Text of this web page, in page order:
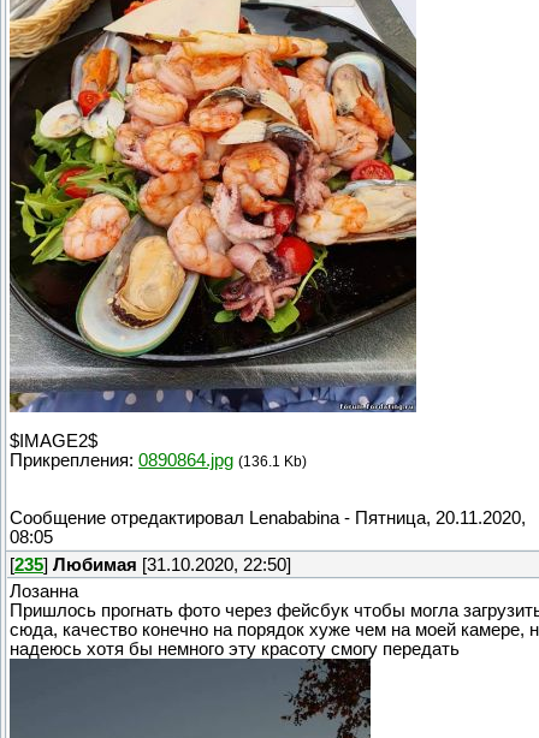
$IMAGE2$
Прикрепления: 0890864.jpg (136.1 Kb)
Сообщение отредактировал Lenababina - Пятница, 20.11.2020,
08:05
[235] Любимая [31.10.2020, 22:50]
Лозанна
Пришлось прогнать фото через фейсбук чтобы могла
сюда, качество конечно на порядок хуже чем на моей камере,
надеюсь хотя бы немного эту красоту смогу передать